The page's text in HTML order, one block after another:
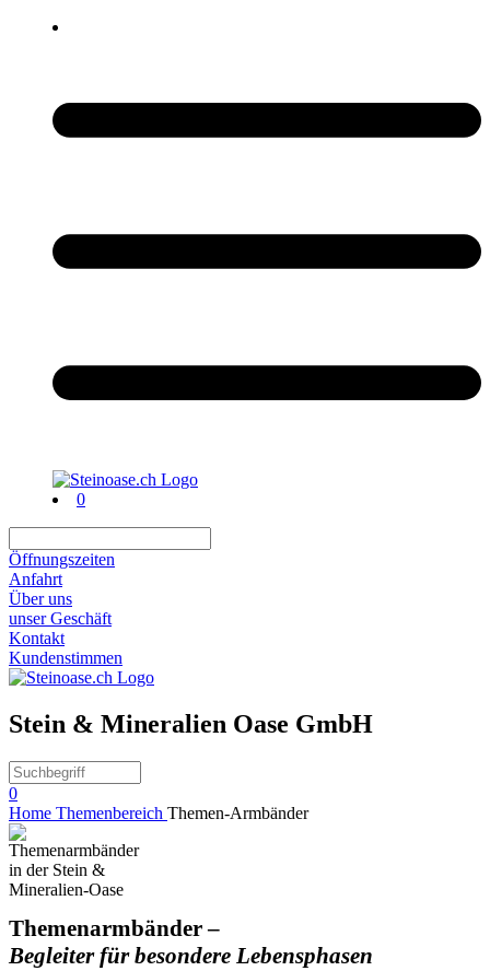
0
Öffnungszeiten
Anfahrt
Über uns
unser Geschäft
Kontakt
Kundenstimmen
Stein & Mineralien Oase GmbH
0
Home Themenbereich Themen-Armbänder
Themenarmbänder –
Begleiter für besondere Lebensphasen